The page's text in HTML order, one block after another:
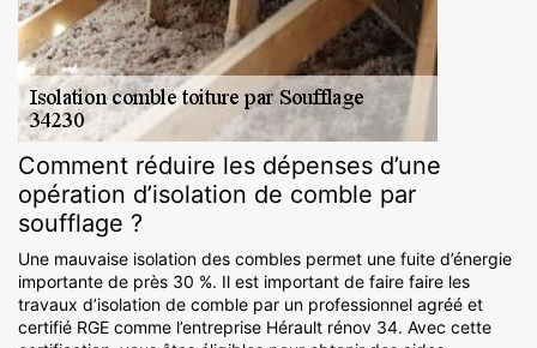
Comment réduire les dépenses d’une
opération d’isolation de comble par
soufflage ?
Une mauvaise isolation des combles permet une fuite d’énergie
importante de près 30 %. Il est important de faire faire les
travaux d’isolation de comble par un professionnel agréé et
certifié RGE comme l’entreprise Hérault rénov 34. Avec cette